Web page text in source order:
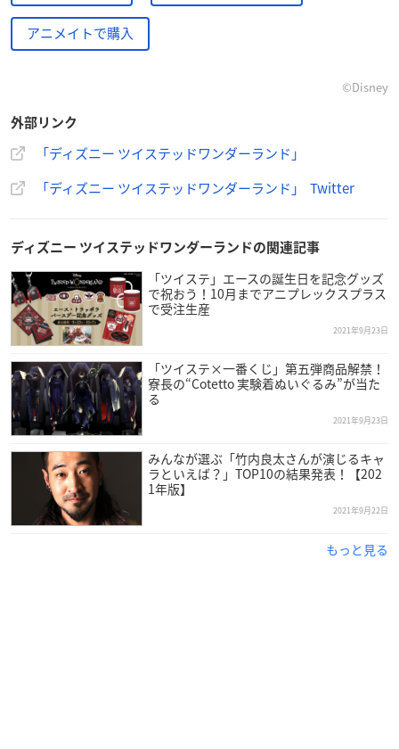
アニメイトで購入
©︎Disney
外部リンク
「ディズニー ツイステッドワンダーランド」
「ディズニー ツイステッドワンダーランド」 Twitter
ディズニー ツイステッドワンダーランドの関連記事
「ツイステ」エースの誕生日を記念グッズ
で祝おう！10月までアニプレックスプラス
で受注生産
2021年9月23日
「ツイステ×一番くじ」第五弾商品解禁！
寮長の“Cotetto 実験着ぬいぐるみ”が当た
る
2021年9月23日
みんなが選ぶ「竹内良太さんが演じるキャ
ラといえば？」TOP10の結果発表！【202
1年版】
2021年9月22日
もっと見る